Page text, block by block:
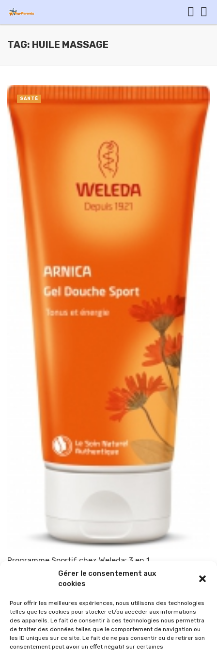
Gérer le consentement aux
cookies
Pour offrir les meilleures expériences, nous utilisons des technologies
telles que les cookies pour stocker et/ou accéder aux informations
des appareils. Le fait de consentir à ces technologies nous permettra
de traiter des données telles que le comportement de navigation ou
les ID uniques sur ce site. Le fait de ne pas consentir ou de retirer son
consentement peut avoir un effet négatif sur certaines
TAG: HUILE MASSAGE
Programme Sportif chez Weleda: 3 en 1
TOP-PARENTS 3 avril 2015
SANTÉ